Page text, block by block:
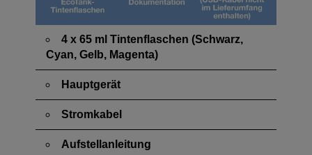
4 x 65 ml Tintenflaschen (Schwarz,
Cyan, Gelb, Magenta)
Hauptgerät
Stromkabel
Aufstellanleitung